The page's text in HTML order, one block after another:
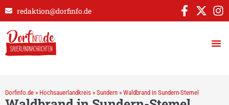
redaktion@dorfinfo.de
Dorfinfo.de » Hochsauerlandkreis » Sundern » Waldbrand in Sundern-Stemel